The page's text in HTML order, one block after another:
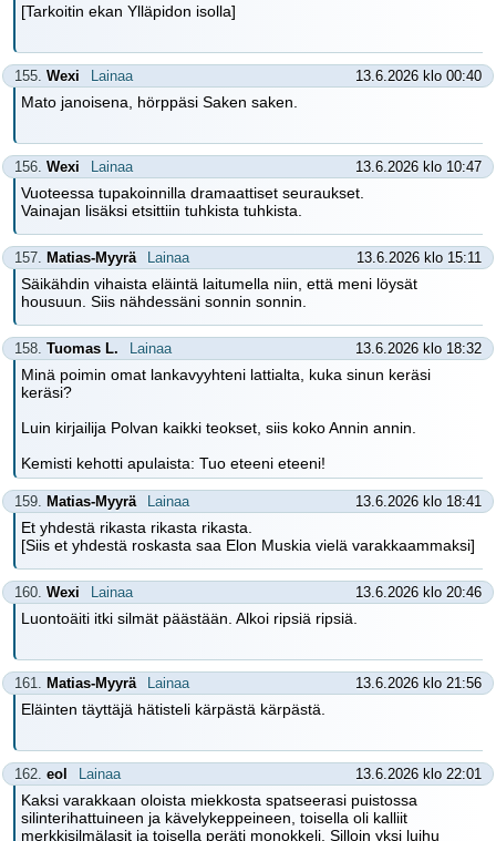
[Tarkoitin ekan Ylläpidon isolla]
155. Wexi Lainaa 13.6.2026 klo 00:40
Mato janoisena, hörppäsi Saken saken.
156. Wexi Lainaa 13.6.2026 klo 10:47
Vuoteessa tupakoinnilla dramaattiset seuraukset.
Vainajan lisäksi etsittiin tuhkista tuhkista.
157. Matias-Myyrä Lainaa 13.6.2026 klo 15:11
Säikähdin vihaista eläintä laitumella niin, että meni löysät
housuun. Siis nähdessäni sonnin sonnin.
158. Tuomas L. Lainaa 13.6.2026 klo 18:32
Minä poimin omat lankavyyhteni lattialta, kuka sinun keräsi
keräsi?
Luin kirjailija Polvan kaikki teokset, siis koko Annin annin.
Kemisti kehotti apulaista: Tuo eteeni eteeni!
159. Matias-Myyrä Lainaa 13.6.2026 klo 18:41
Et yhdestä rikasta rikasta rikasta.
[Siis et yhdestä roskasta saa Elon Muskia vielä varakkaammaksi]
160. Wexi Lainaa 13.6.2026 klo 20:46
Luontoäiti itki silmät päästään. Alkoi ripsiä ripsiä.
161. Matias-Myyrä Lainaa 13.6.2026 klo 21:56
Eläinten täyttäjä hätisteli kärpästä kärpästä.
162. eol Lainaa 13.6.2026 klo 22:01
Kaksi varakkaan oloista miekkosta spatseerasi puistossa
silinterihattuineen ja kävelykeppeineen, toisella oli kalliit
merkkisilmälasit ja toisella peräti monokkeli. Silloin yksi luihu